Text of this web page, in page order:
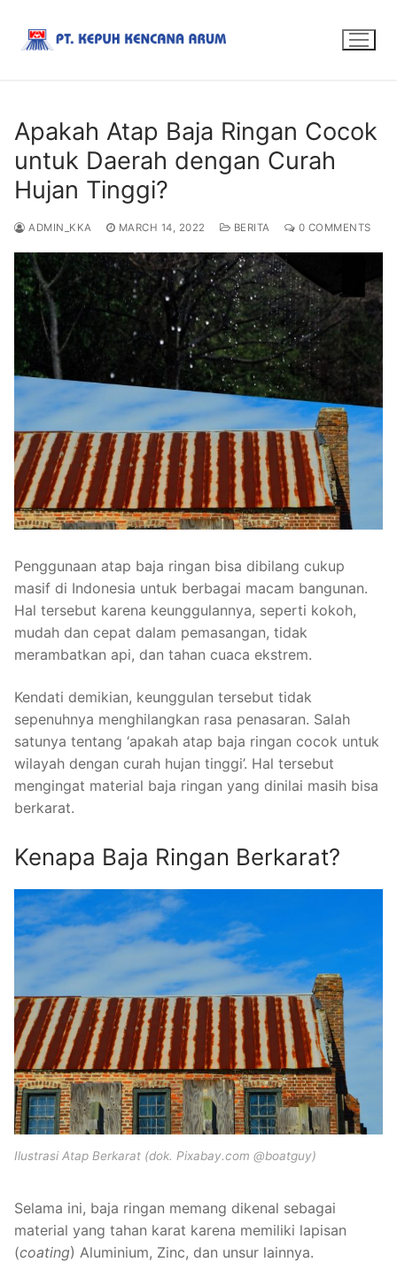
Apakah Atap Baja Ringan Cocok
untuk Daerah dengan Curah
Hujan Tinggi?
ADMIN_KKA MARCH 14, 2022 BERITA 0 COMMENTS
Penggunaan atap baja ringan bisa dibilang cukup
masif di Indonesia untuk berbagai macam bangunan.
Hal tersebut karena keunggulannya, seperti kokoh,
mudah dan cepat dalam pemasangan, tidak
merambatkan api, dan tahan cuaca ekstrem.
Kendati demikian, keunggulan tersebut tidak
sepenuhnya menghilangkan rasa penasaran. Salah
satunya tentang ‘apakah atap baja ringan cocok untuk
wilayah dengan curah hujan tinggi’. Hal tersebut
mengingat material baja ringan yang dinilai masih bisa
berkarat.
Kenapa Baja Ringan Berkarat?
Ilustrasi Atap Berkarat (dok. Pixabay.com @boatguy)
Selama ini, baja ringan memang dikenal sebagai
material yang tahan karat karena memiliki lapisan
(coating) Aluminium, Zinc, dan unsur lainnya.